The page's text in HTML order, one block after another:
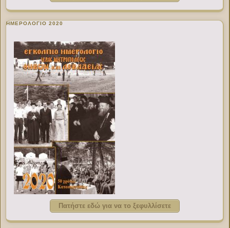
ΗΜΕΡΟΛΟΓΙΟ 2020
Πατήστε εδώ για να το ξεφυλλίσετε